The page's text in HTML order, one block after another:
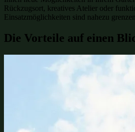
Rückzugsort, kreatives Atelier oder
Einsatzmöglichkeiten sind nahezu
Die Vorteile auf einen